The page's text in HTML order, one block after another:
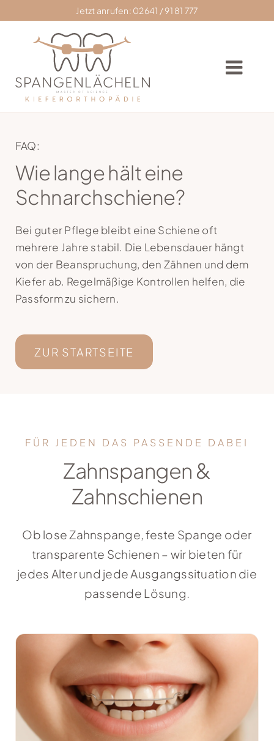
to
content
Jetzt anrufen: 02641 / 91 81 777
Praxis
Zahnkorrektur
Zahnspangen
Kontakt
FAQ:
Wie lange hält eine
Schnarchschiene?
Bei guter Pflege bleibt eine Schiene oft
mehrere Jahre stabil. Die Lebensdauer hängt
von der Beanspruchung, den Zähnen und dem
Kiefer ab. Regelmäßige Kontrollen helfen, die
Passform zu sichern.
ZUR STARTSEITE
FÜR JEDEN DAS PASSENDE DABEI
Zahnspangen &
Zahnschienen
Ob lose Zahnspange, feste Spange oder
transparente Schienen – wir bieten für
jedes Alter und jede Ausgangssituation die
passende Lösung.